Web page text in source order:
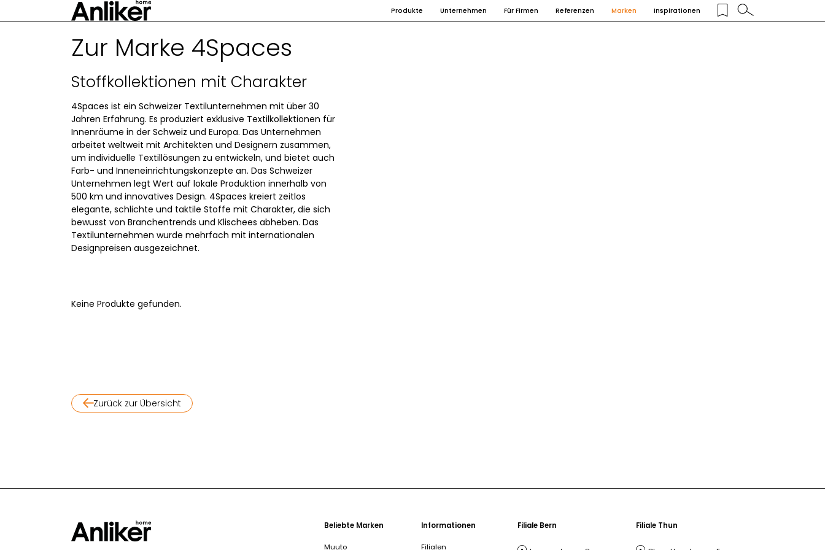
Produkte Unternehmen Für Firmen Referenzen Marken Inspirationen
Zur Marke 4Spaces
Stoffkollektionen mit Charakter
4Spaces ist ein Schweizer Textilunternehmen mit über 30
Jahren Erfahrung. Es produziert exklusive Textilkollektionen für
Innenräume in der Schweiz und Europa. Das Unternehmen
arbeitet weltweit mit Architekten und Designern zusammen,
um individuelle Textillösungen zu entwickeln, und bietet auch
Farb- und Inneneinrichtungskonzepte an. Das Schweizer
Unternehmen legt Wert auf lokale Produktion innerhalb von
500 km und innovatives Design. 4Spaces kreiert zeitlos
elegante, schlichte und taktile Stoffe mit Charakter, die sich
bewusst von Branchentrends und Klischees abheben. Das
Textilunternehmen wurde mehrfach mit internationalen
Designpreisen ausgezeichnet.
Keine Produkte gefunden.
Zurück zur Übersicht
Beliebte Marken
Muuto
Informationen
Filialen
Filiale Bern Filiale Thun